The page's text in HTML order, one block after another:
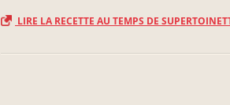
LIRE LA RECETTE AU TEMPS DE